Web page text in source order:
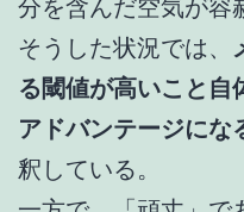
分を含んだ空気が容
そうした状況では、
る閾値が高いこと自
アドバンテージにな
釈している。